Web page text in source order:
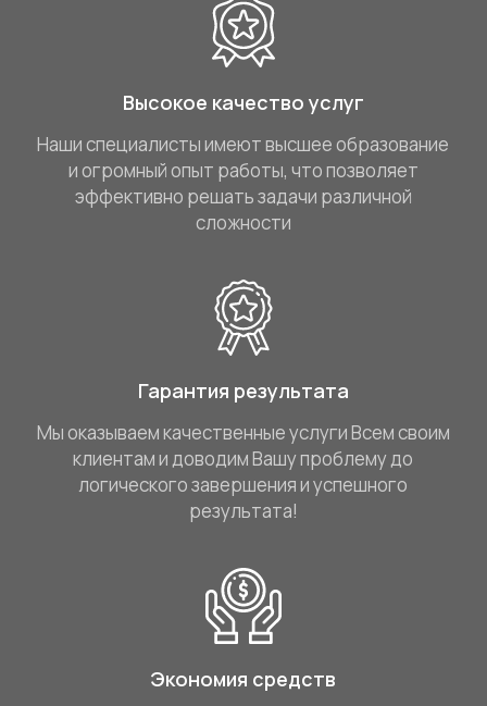
Высокое качество услуг
Наши специалисты имеют высшее образование
и огромный опыт работы, что позволяет
эффективно решать задачи различной
сложности
Гарантия результата
Мы оказываем качественные услуги Всем своим
клиентам и доводим Вашу проблему до
логического завершения и успешного
результата!
Экономия средств